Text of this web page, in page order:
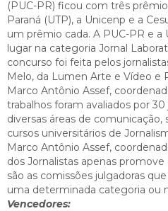
(PUC-PR) ficou com três
Paraná (UTP), a Unicenp e a
um prêmio cada. A PUC-PR e
lugar na categoria Jornal
concurso foi feita pelos
Melo, da Lumen Arte e Vídeo e
Marco Antônio Assef,
trabalhos foram avaliados por
diversas áreas de
cursos universitários de
Marco Antônio Assef,
dos Jornalistas apenas
são as comissões julgadoras
uma determinada categoria ou
Vencedores: